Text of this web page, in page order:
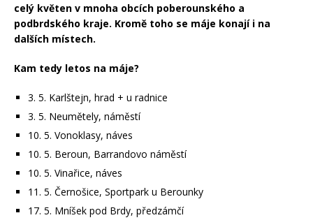
celý květen v mnoha obcích poberounského a
podbrdského kraje. Kromě toho se máje konají i na
dalších místech.
Kam tedy letos na máje?
3. 5. Karlštejn, hrad + u radnice
3. 5. Neumětely, náměstí
10. 5. Vonoklasy, náves
10. 5. Beroun, Barrandovo náměstí
10. 5. Vinařice, náves
11. 5. Černošice, Sportpark u Berounky
17. 5. Mníšek pod Brdy, předzámčí